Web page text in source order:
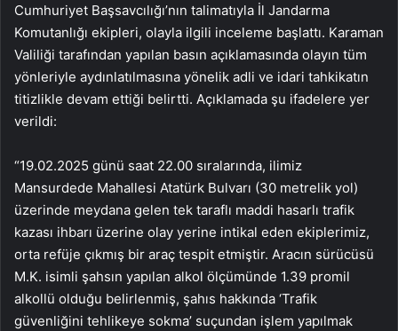
Cumhuriyet Başsavcılığı’nın talimatıyla İl Jandarma
Komutanlığı ekipleri, olayla ilgili inceleme başlattı. Karaman
Valiliği tarafından yapılan basın açıklamasında olayın tüm
yönleriyle aydınlatılmasına yönelik adli ve idari tahkikatın
titizlikle devam ettiği belirtti. Açıklamada şu ifadelere yer
verildi:
“19.02.2025 günü saat 22.00 sıralarında, ilimiz
Mansurdede Mahallesi Atatürk Bulvarı (30 metrelik yol)
üzerinde meydana gelen tek taraflı maddi hasarlı trafik
kazası ihbarı üzerine olay yerine intikal eden ekiplerimiz,
orta refüje çıkmış bir araç tespit etmiştir. Aracın sürücüsü
M.K. isimli şahsın yapılan alkol ölçümünde 1.39 promil
alkollü olduğu belirlenmiş, şahıs hakkında ‘Trafik
güvenliğini tehlikeye sokma’ suçundan işlem yapılmak